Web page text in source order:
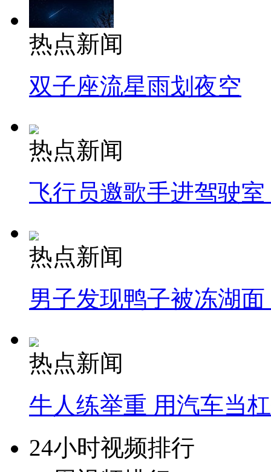
热点新闻
双子座流星雨划夜空
热点新闻
飞行员邀歌手进驾驶
热点新闻
男子发现鸭子被冻湖
热点新闻
牛人练举重 用汽车当
24小时视频排行